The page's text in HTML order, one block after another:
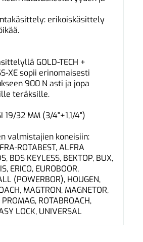
erikoiskäsittely
GOLD-TECH +
XE sopii erinomaisesti
900 N asti ja jopa
teräksille.
19/32 MM (3/4"+1,1/4")
valmistajien koneisiin:
ROTABEST, ALFRA
BDS KEYLESS, BEKTOP, BUX,
ERICO, EUROBOOR,
(POWERBOR), HOUGEN,
MAGTRON, MAGNETOR,
ROTABROACH,
LOCK, UNIVERSAL